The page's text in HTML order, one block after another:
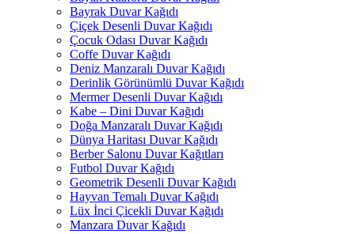
Bayrak Duvar Kağıdı
Çiçek Desenli Duvar Kağıdı
Çocuk Odası Duvar Kağıdı
Coffe Duvar Kağıdı
Deniz Manzaralı Duvar Kağıdı
Derinlik Görünümlü Duvar Kağıdı
Mermer Desenli Duvar Kağıdı
Kabe – Dini Duvar Kağıdı
Doğa Manzaralı Duvar Kağıdı
Dünya Haritası Duvar Kağıdı
Berber Salonu Duvar Kağıtları
Futbol Duvar Kağıdı
Geometrik Desenli Duvar Kağıdı
Hayvan Temalı Duvar Kağıdı
Lüx İnci Çicekli Duvar Kağıdı
Manzara Duvar Kağıdı